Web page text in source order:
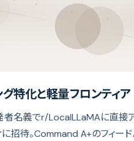
特化と軽量フロンティア
名義でr/LocalLLaMAに直接ア
招待。Command A+のフィー